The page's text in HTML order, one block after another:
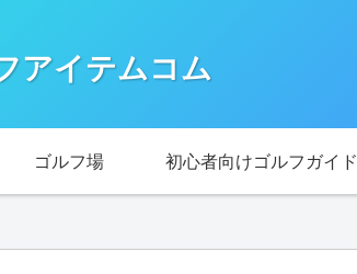
アイテムコム
ゴルフ場 初心者向けゴルフガイド